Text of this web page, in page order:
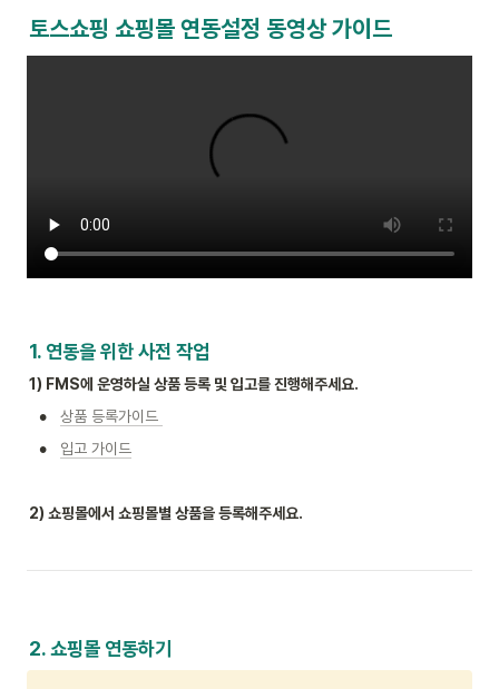
토스쇼핑 쇼핑몰 연동설정 동영상 가이드
1. 연동을 위한 사전 작업
1) FMS에 운영하실 상품 등록 및 입고를 진행해주세요.
• 상품 등록가이드
• 입고 가이드
2) 쇼핑몰에서 쇼핑몰별 상품을 등록해주세요.
2. 쇼핑몰 연동하기